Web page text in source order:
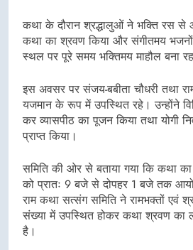
कथा के दौरान श्रद्धालुओं ने भक्ति रस से
कथा का श्रवण किया और संगीतमय
स्थल पर पूरे समय भक्तिमय माहौल बना
इस अवसर पर संजय-बबीता चौधरी तथा
यजमान के रूप में उपस्थित रहे। उन्होंने
कर व्यासपीठ का पूजन किया तथा योगी
प्राप्त किया।
समिति की ओर से बताया गया कि कथा
को प्रातः 9 बजे से दोपहर 1 बजे तक
राम कथा सत्संग समिति ने रामभक्तों एवं
संख्या में उपस्थित होकर कथा श्रवण का
है।